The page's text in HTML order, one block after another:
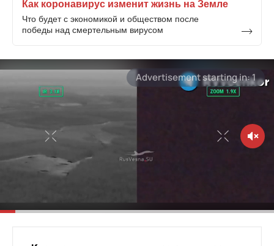
Как коронавирус изменит жизнь на Земле
Что будет с экономикой и обществом после
победы над смертельным вирусом